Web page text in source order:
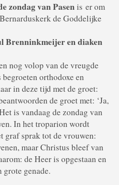
zondag van Pasenis er om
de Goddelijke
Brenninkmeijer en diaken
nog volop van de vreugde
orthodoxe en
in deze tijd met de groet:
de groet met: ‘Ja,
is vandaag de zondag van
In het troparion wordt
graf sprak tot de vrouwen:
maar Christus bleef van
de Heer is opgestaan en
grote genade.